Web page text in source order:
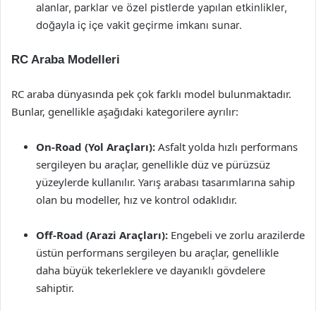
alanlar, parklar ve özel pistlerde yapılan etkinlikler,
doğayla iç içe vakit geçirme imkanı sunar.
RC Araba Modelleri
RC araba dünyasında pek çok farklı model bulunmaktadır.
Bunlar, genellikle aşağıdaki kategorilere ayrılır:
On-Road (Yol Araçları): Asfalt yolda hızlı performans
sergileyen bu araçlar, genellikle düz ve pürüzsüz
yüzeylerde kullanılır. Yarış arabası tasarımlarına sahip
olan bu modeller, hız ve kontrol odaklıdır.
Off-Road (Arazi Araçları): Engebeli ve zorlu arazilerde
üstün performans sergileyen bu araçlar, genellikle
daha büyük tekerleklere ve dayanıklı gövdelere
sahiptir.